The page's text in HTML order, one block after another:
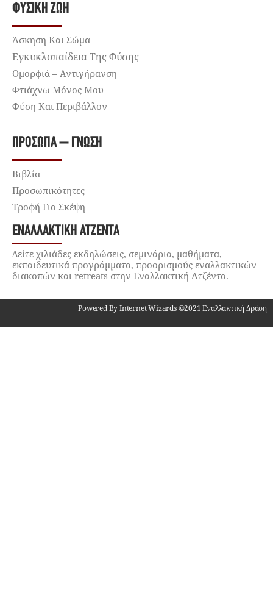
ΦΥΣΙΚΉ ΖΩΉ
Άσκηση Και Σώμα
Εγκυκλοπαίδεια Της Φύσης
Ομορφιά – Αντιγήρανση
Φτιάχνω Μόνος Μου
Φύση Και Περιβάλλον
ΠΡΌΣΩΠΑ – ΓΝΏΣΗ
Βιβλία
Προσωπικότητες
Τροφή Για Σκέψη
ΕΝΑΛΛΑΚΤΙΚΉ ΑΤΖΈΝΤΑ
Δείτε χιλιάδες εκδηλώσεις, σεμινάρια, μαθήματα,
εκπαιδευτικά προγράμματα, προορισμούς εναλλακτικών
διακοπών και retreats στην Εναλλακτική Ατζέντα.
Powered By Internet Wizards ©2021 Εναλλακτική Δράση